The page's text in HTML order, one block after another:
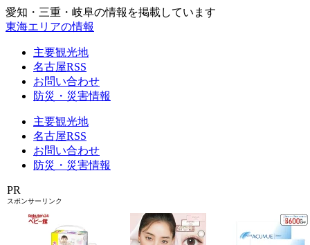
愛知・三重・岐阜の情報を掲載しています
東海エリアの情報
主要観光地
名古屋RSS
お問い合わせ
防災・災害情報
主要観光地
名古屋RSS
お問い合わせ
防災・災害情報
PR
スポンサーリンク